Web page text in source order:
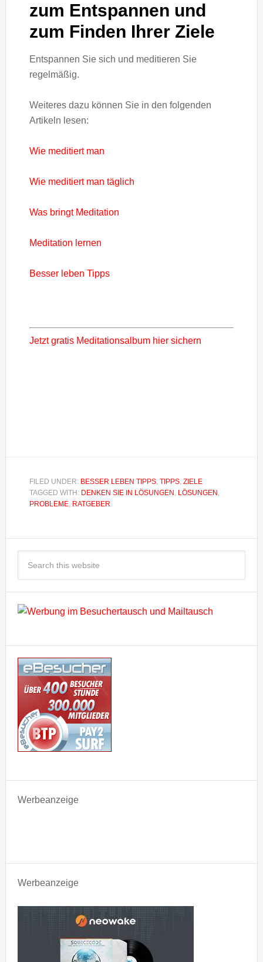
zum Entspannen und
zum Finden Ihrer Ziele
Entspannen Sie sich und meditieren Sie
regelmäßig.
Weiteres dazu können Sie in den folgenden
Artikeln lesen:
Wie meditiert man
Wie meditiert man täglich
Was bringt Meditation
Meditation lernen
Besser leben Tipps
Jetzt gratis Meditationsalbum hier sichern
FILED UNDER: BESSER LEBEN TIPPS, TIPPS, ZIELE
TAGGED WITH: DENKEN SIE IN LÖSUNGEN , LÖSUNGEN ,
PROBLEME, RATGEBER
Werbeanzeige
Werbeanzeige